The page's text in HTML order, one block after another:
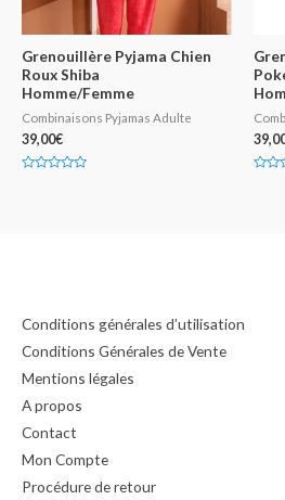
Grenouillère Pyjama Chien
Roux Shiba
Homme/Femme
Combinaisons Pyjamas Adulte
39,00€
Conditions générales d’utilisation
Conditions Générales de Vente
Mentions légales
A propos
Contact
Mon Compte
Procédure de retour